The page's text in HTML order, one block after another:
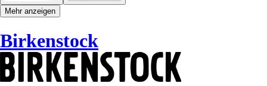
Mehr anzeigen
Birkenstock